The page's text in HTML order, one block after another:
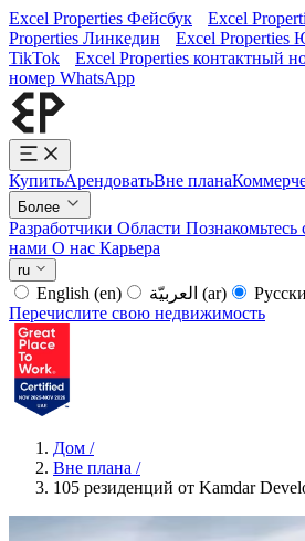
Excel Properties Фейсбук Excel
Properties Линкедин
Excel Properties
TikTok
Excel Properties контактный
номер WhatsApp
КупитьАрендоватьВне плана
Более
Разработчики Области Познакомьтесь
нами О нас Карьера
ru
English (en) (ar)
Перечислите свою недвижимость
Дом /
Вне плана /
105 резиденций от Kamdar